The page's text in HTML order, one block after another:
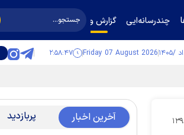
چندرسانه‌ایی گزارش و گفت‌وگو
Friday 07 August 2026 ۲:۵۸:۴۸
۱۹ آخرین اخبار پربازدید